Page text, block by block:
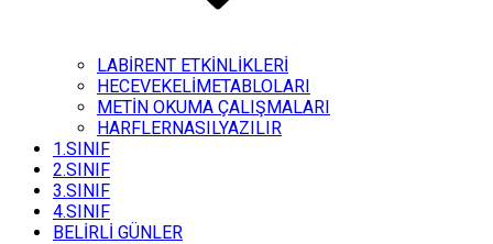
LABİRENT ETKİNLİKLERİ
HECEVEKELİMETABLOLARI
METİN OKUMA ÇALIŞMALARI
HARFLERNASILYAZILIR
1.SINIF
2.SINIF
3.SINIF
4.SINIF
BELİRLİ GÜNLER